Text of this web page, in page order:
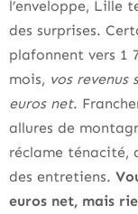
l’enveloppe, Lille
des surprises.
plafonnent vers 1
mois, vos revenus
euros net.
allures de
réclame ténacité,
des entretiens.
euros net, mais